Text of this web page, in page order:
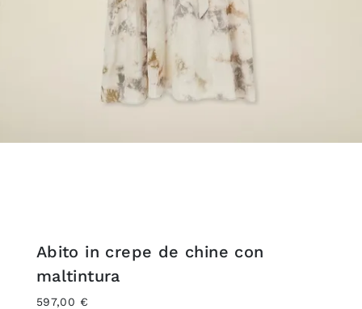
Abito in crepe de chine con
maltintura
597,00 €